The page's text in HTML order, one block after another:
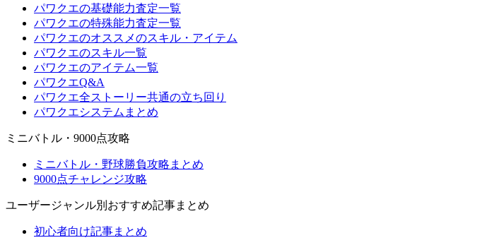
パワクエの基礎能力査定一覧
パワクエの特殊能力査定一覧
パワクエのオススメのスキル・アイテム
パワクエのスキル一覧
パワクエのアイテム一覧
パワクエQ&A
パワクエ全ストーリー共通の立ち回り
パワクエシステムまとめ
ミニバトル・9000点攻略
ミニバトル・野球勝負攻略まとめ
9000点チャレンジ攻略
ユーザージャンル別おすすめ記事まとめ
初心者向け記事まとめ